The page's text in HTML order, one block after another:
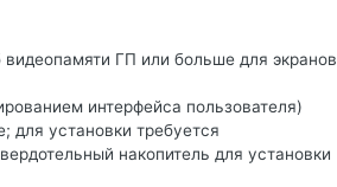
ГП или больше для экранов
интерфейса пользователя)
для установки требуется
накопитель для установки